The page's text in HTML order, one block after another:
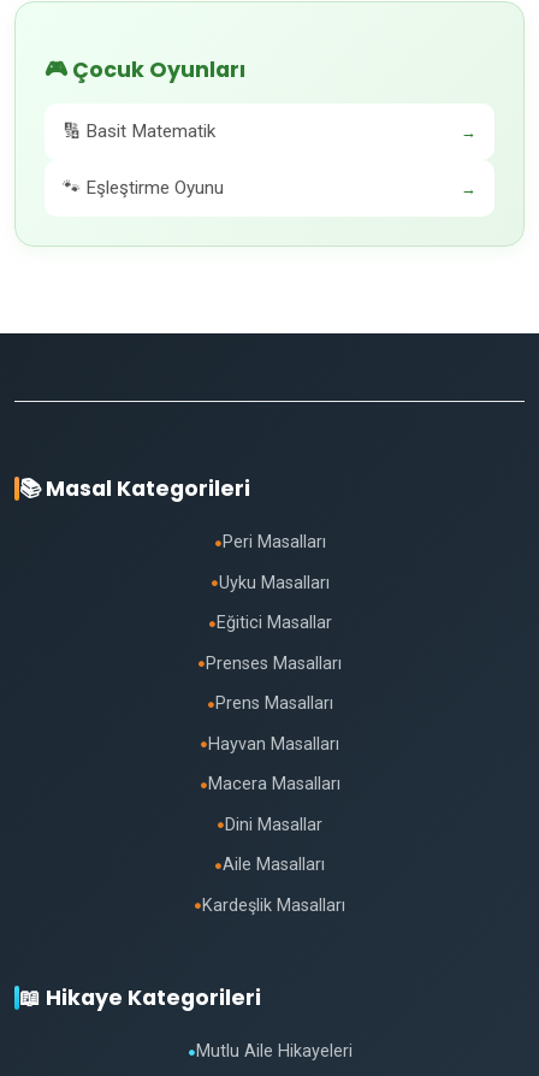
🎮 Çocuk Oyunları
🔢 Basit Matematik →
🐾 Eşleştirme Oyunu →
📚 Masal Kategorileri
● Peri Masalları
●Uyku Masalları
● Eğitici Masallar
● Prenses Masalları
● Prens Masalları
● Hayvan Masalları
● Macera Masalları
● Dini Masallar
●Aile Masalları
● Kardeşlik Masalları
📖 Hikaye Kategorileri
● Mutlu Aile Hikayeleri